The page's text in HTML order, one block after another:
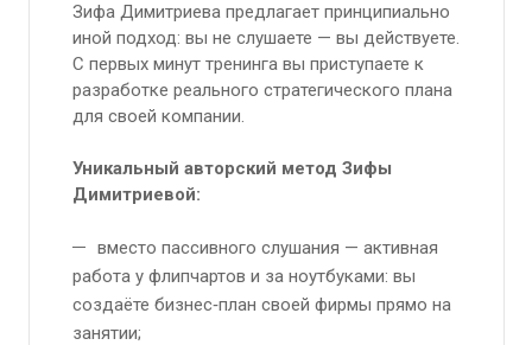
Зифа Димитриева предлагает принципиально
иной подход: вы не слушаете — вы действуете.
С первых минут тренинга вы приступаете к
разработке реального стратегического плана
для своей компании.
Уникальный авторский метод Зифы
Димитриевой:
вместо пассивного слушания — активная
работа у флипчартов и за ноутбуками: вы
создаёте бизнес‑план своей фирмы прямо на
занятии;